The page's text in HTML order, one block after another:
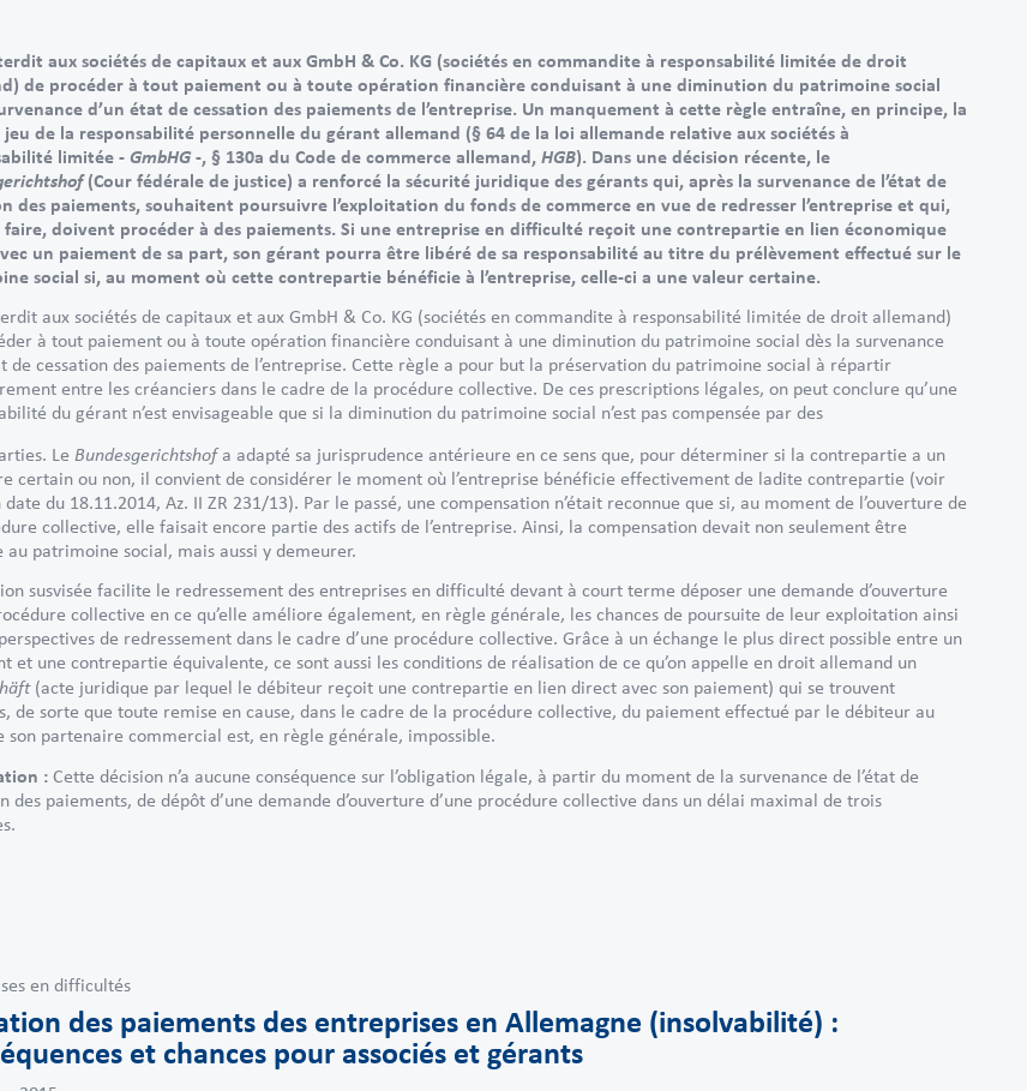
aux sociétés de capitaux et aux GmbH & Co. KG (sociétés en commandite à responsabilité limitée de droit
de procéder à tout paiement ou à toute opération financière conduisant à une diminution du patrimoine social
d’un état de cessation des paiements de l’entreprise. Un manquement à cette règle entraîne, en principe, la
jeu de la responsabilité personnelle du gérant allemand (§ 64 de la loi allemande relative aux sociétés à
limitée - GmbHG-, § 130a du Code de commerce allemand, HGB). Dans une décision récente, le
(Cour fédérale de justice) a renforcé la sécurité juridique des gérants qui, après la survenance de l’état de
des paiements, souhaitent poursuivre l’exploitation du fonds de commerce en vue de redresser l’entreprise et qui,
faire, doivent procéder à des paiements. Si une entreprise en difficulté reçoit une contrepartie en lien économique
un paiement de sa part, son gérant pourra être libéré de sa responsabilité au titre du prélèvement effectué sur le
social si, au moment où cette contrepartie bénéficie à l’entreprise, celle-ci a une valeur certaine.
aux sociétés de capitaux et aux GmbH & Co. KG (sociétés en commandite à responsabilité limitée de droit allemand)
à tout paiement ou à toute opération financière conduisant à une diminution du patrimoine social dès la survenance
de cessation des paiements de l’entreprise. Cette règle a pour but la préservation du patrimoine social à répartir
entre les créanciers dans le cadre de la procédure collective. De ces prescriptions légales, on peut conclure qu’une
du gérant n’est envisageable que si la diminution du patrimoine social n’est pas compensée par des
Le Bundesgerichtshofa adapté sa jurisprudence antérieure en ce sens que, pour déterminer si la contrepartie a un
certain ou non, il convient de considérer le moment où l’entreprise bénéficie effectivement de ladite contrepartie (voir
du 18.11.2014, Az. II ZR 231/13). Par le passé, une compensation n’était reconnue que si, au moment de l’ouverture de
collective, elle faisait encore partie des actifs de l’entreprise. Ainsi, la compensation devait non seulement être
au patrimoine social, mais aussi y demeurer.
susvisée facilite le redressement des entreprises en difficulté devant à court terme déposer une demande d’ouverture
collective en ce qu’elle améliore également, en règle générale, les chances de poursuite de leur exploitation ainsi
de redressement dans le cadre d’une procédure collective. Grâce à un échange le plus direct possible entre un
et une contrepartie équivalente, ce sont aussi les conditions de réalisation de ce qu’on appelle en droit allemand un
(acte juridique par lequel le débiteur reçoit une contrepartie en lien direct avec son paiement) qui se trouvent
de sorte que toute remise en cause, dans le cadre de la procédure collective, du paiement effectué par le débiteur au
son partenaire commercial est, en règle générale, impossible.
: Cette décision n’a aucune conséquence sur l’obligation légale, à partir du moment de la survenance de l’état de
des paiements, de dépôt d’une demande d’ouverture d’une procédure collective dans un délai maximal de trois
en difficultés
des paiements des entreprises en Allemagne (insolvabilité) :
et chances pour associés et gérants